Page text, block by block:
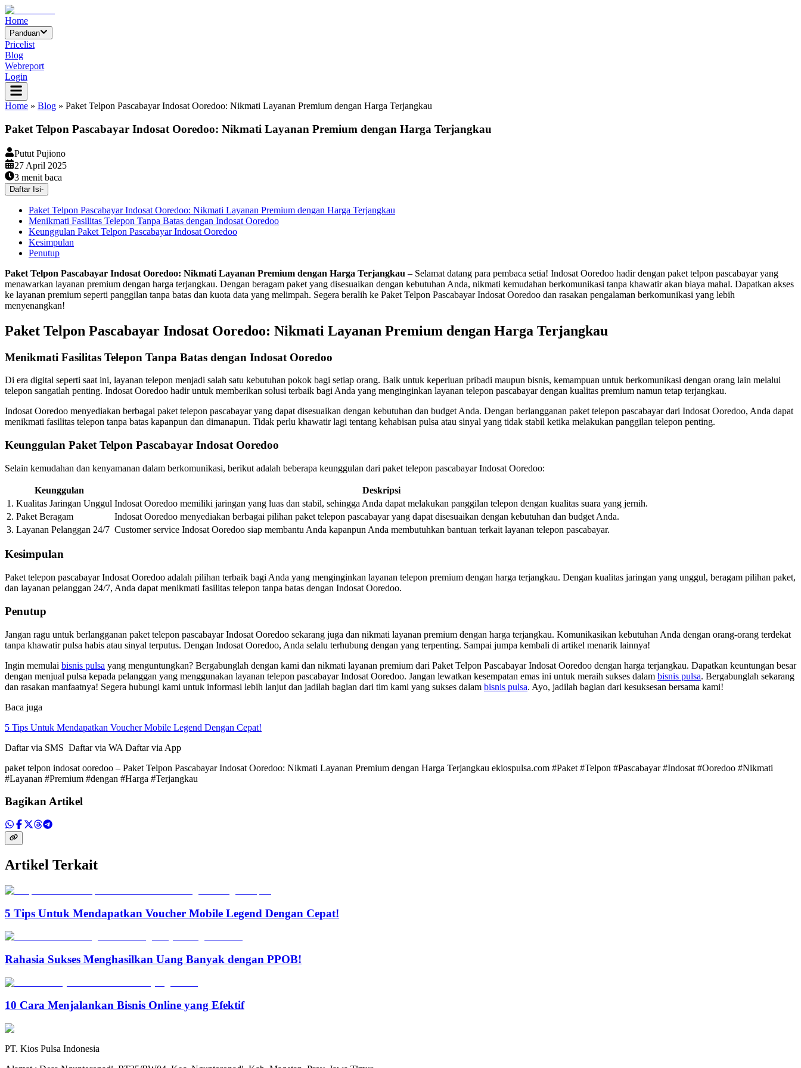
Home
Panduan
Pricelist
Blog
Webreport
Login
Home » Blog » Paket Telpon Pascabayar Indosat Ooredoo: Nikmati Layanan Premium dengan Harga Terjangkau
Paket Telpon Pascabayar Indosat Ooredoo: Nikmati Layanan Premium dengan Harga Terjangkau
Putut Pujiono
27 April 2025
3 menit baca
Daftar Isi-
Paket Telpon Pascabayar Indosat Ooredoo: Nikmati Layanan Premium dengan Harga Terjangkau
Menikmati Fasilitas Telepon Tanpa Batas dengan Indosat Ooredoo
Keunggulan Paket Telpon Pascabayar Indosat Ooredoo
Kesimpulan
Penutup
Paket Telpon Pascabayar Indosat Ooredoo: Nikmati Layanan Premium dengan Harga Terjangkau – Selamat datang para pembaca setia! Indosat Ooredoo hadir dengan paket telpon pascabayar yang
menawarkan layanan premium dengan harga terjangkau. Dengan beragam paket yang disesuaikan dengan kebutuhan Anda, nikmati kemudahan berkomunikasi tanpa khawatir akan biaya mahal. Dapatkan akses
ke layanan premium seperti panggilan tanpa batas dan kuota data yang melimpah. Segera beralih ke Paket Telpon Pascabayar Indosat Ooredoo dan rasakan pengalaman berkomunikasi yang lebih
menyenangkan!
Paket Telpon Pascabayar Indosat Ooredoo: Nikmati Layanan Premium dengan Harga Terjangkau
Menikmati Fasilitas Telepon Tanpa Batas dengan Indosat Ooredoo
Di era digital seperti saat ini, layanan telepon menjadi salah satu kebutuhan pokok bagi setiap orang. Baik untuk keperluan pribadi maupun bisnis, kemampuan untuk berkomunikasi dengan orang lain melalui
telepon sangatlah penting. Indosat Ooredoo hadir untuk memberikan solusi terbaik bagi Anda yang menginginkan layanan telepon pascabayar dengan kualitas premium namun tetap terjangkau.
Indosat Ooredoo menyediakan berbagai paket telepon pascabayar yang dapat disesuaikan dengan kebutuhan dan budget Anda. Dengan berlangganan paket telepon pascabayar dari Indosat Ooredoo, Anda dapat
menikmati fasilitas telepon tanpa batas kapanpun dan dimanapun. Tidak perlu khawatir lagi tentang kehabisan pulsa atau sinyal yang tidak stabil ketika melakukan panggilan telepon penting.
Keunggulan Paket Telpon Pascabayar Indosat Ooredoo
Selain kemudahan dan kenyamanan dalam berkomunikasi, berikut adalah beberapa keunggulan dari paket telepon pascabayar Indosat Ooredoo:
Keunggulan
Deskripsi
1. Kualitas Jaringan Unggul Indosat Ooredoo memiliki jaringan yang luas dan stabil, sehingga Anda dapat melakukan panggilan telepon dengan kualitas suara yang jernih.
2. Paket Beragam
Indosat Ooredoo menyediakan berbagai pilihan paket telepon pascabayar yang dapat disesuaikan dengan kebutuhan dan budget Anda.
3. Layanan Pelanggan 24/7 Customer service Indosat Ooredoo siap membantu Anda kapanpun Anda membutuhkan bantuan terkait layanan telepon pascabayar.
Kesimpulan
Paket telepon pascabayar Indosat Ooredoo adalah pilihan terbaik bagi Anda yang menginginkan layanan telepon premium dengan harga terjangkau. Dengan kualitas jaringan yang unggul, beragam pilihan paket,
dan layanan pelanggan 24/7, Anda dapat menikmati fasilitas telepon tanpa batas dengan Indosat Ooredoo.
Penutup
Jangan ragu untuk berlangganan paket telepon pascabayar Indosat Ooredoo sekarang juga dan nikmati layanan premium dengan harga terjangkau. Komunikasikan kebutuhan Anda dengan orang-orang terdekat
tanpa khawatir pulsa habis atau sinyal terputus. Dengan Indosat Ooredoo, Anda selalu terhubung dengan yang terpenting. Sampai jumpa kembali di artikel menarik lainnya!
Ingin memulai bisnis pulsa yang menguntungkan? Bergabunglah dengan kami dan nikmati layanan premium dari Paket Telpon Pascabayar Indosat Ooredoo dengan harga terjangkau. Dapatkan keuntungan besar
dengan menjual pulsa kepada pelanggan yang menggunakan layanan telepon pascabayar Indosat Ooredoo. Jangan lewatkan kesempatan emas ini untuk meraih sukses dalam bisnis pulsa. Bergabunglah sekarang
dan rasakan manfaatnya! Segera hubungi kami untuk informasi lebih lanjut dan jadilah bagian dari tim kami yang sukses dalam bisnis pulsa. Ayo, jadilah bagian dari kesuksesan bersama kami!
Baca juga
5 Tips Untuk Mendapatkan Voucher Mobile Legend Dengan Cepat!
Daftar via SMS Daftar via WA Daftar via App
paket telpon indosat ooredoo – Paket Telpon Pascabayar Indosat Ooredoo: Nikmati Layanan Premium dengan Harga Terjangkau ekiospulsa.com #Paket #Telpon #Pascabayar #Indosat #Ooredoo #Nikmati
#Layanan #Premium #dengan #Harga #Terjangkau
Bagikan Artikel
Artikel Terkait
5 Tips Untuk Mendapatkan Voucher Mobile Legend Dengan Cepat!
Rahasia Sukses Menghasilkan Uang Banyak dengan PPOB!
10 Cara Menjalankan Bisnis Online yang Efektif
PT. Kios Pulsa Indonesia